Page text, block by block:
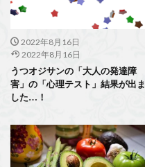
2022年8月16日
2022年8月16日
うつオジサンの「大人の発達障
害」の「心理テスト」結果が出ま
した…！